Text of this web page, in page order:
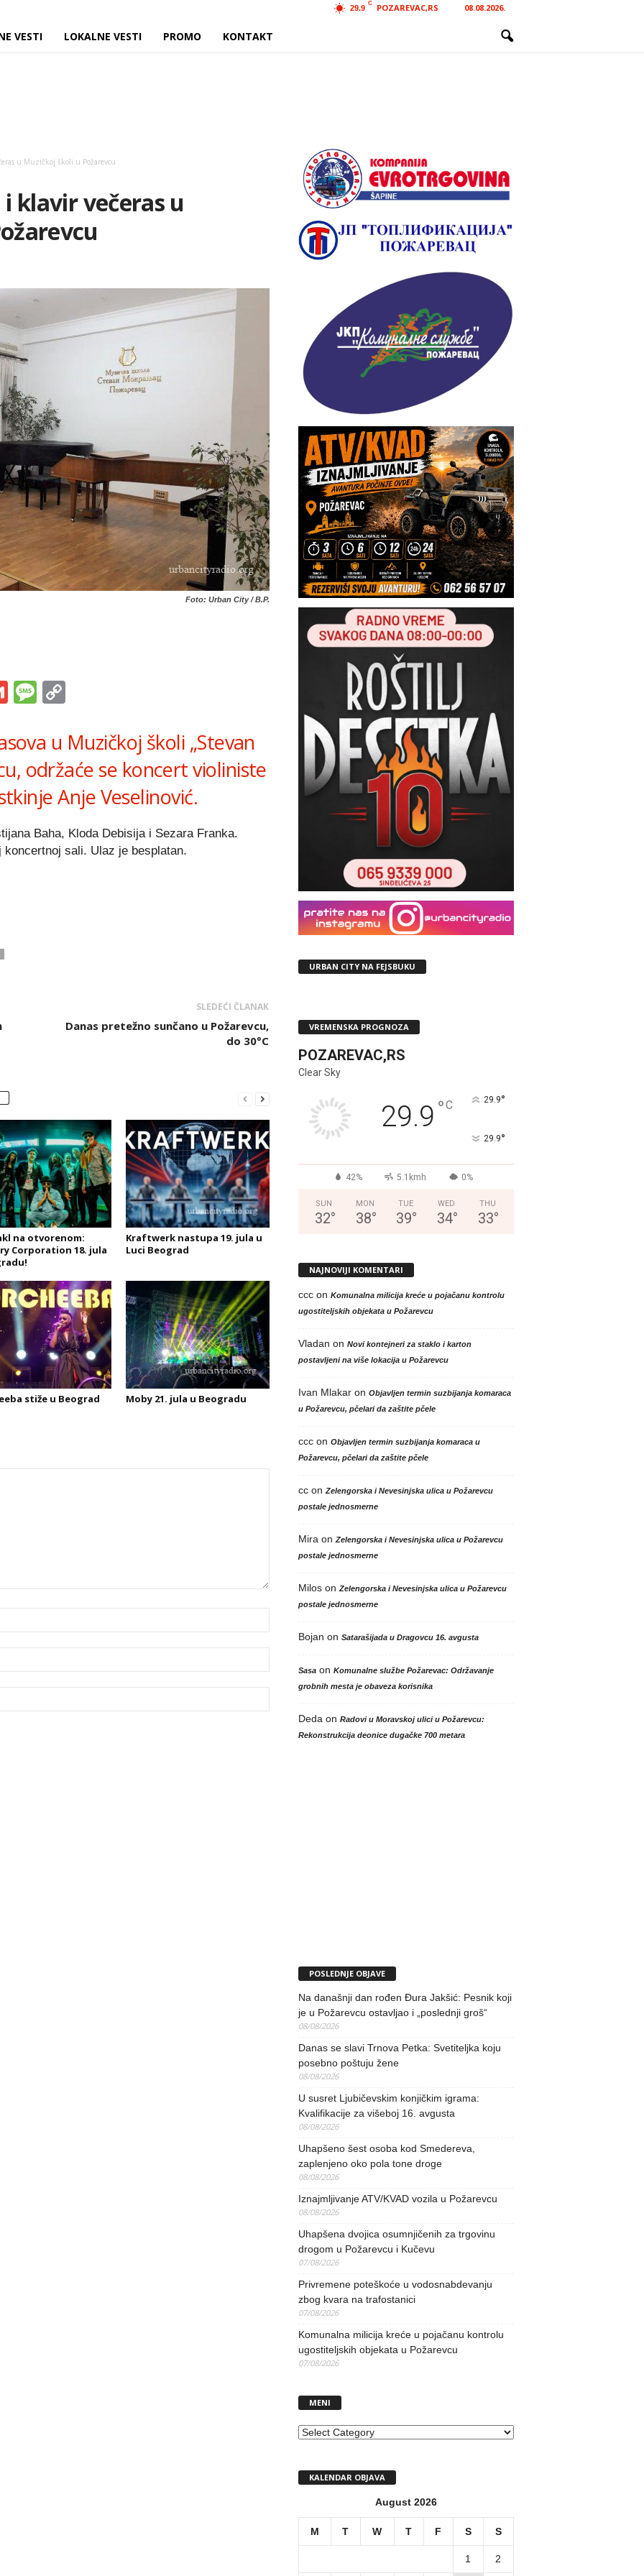
29.9
C POZAREVAC,RS 08.08.2026.
VESTI LOKALNE VESTI PROMO KONTAKT
u Muzičkoj školi u Požarevcu
klavir večeras u
Foto: Urban City / B.P.
GmailMessage
u Muzičkoj školi „Stevan
održaće se koncert violiniste
Anje Veselinović.
Baha, Kloda Debisija i Sezara Franka.
sali. Ulaz je besplatan.
SLEDEĆI ČLANAK
Danas pretežno sunčano u Požarevcu,
do 30°C
na otvorenom:
Corporation 18. jula
Kraftwerk nastupa 19. jula u
Luci Beograd
stiže u Beograd Moby 21. jula u Beogradu
URBAN CITY NA FEJSBUKU
VREMENSKA PROGNOZA
POZAREVAC,RS
Clear Sky
29.9 °C 29.9°
29.9°
42% 5.1kmh 0%
SUN
32°
MON
38°
TUE
39°
WED
34°
THU
33°
NAJNOVIJI KOMENTARI
cccon Komunalna milicija kreće u pojačanu kontrolu
ugostiteljskih objekata u Požarevcu
Vladan on Novi kontejneri za staklo i karton
postavljeni na više lokacija u Požarevcu
Ivan Mlakaron Objavljen termin suzbijanja komaraca
u Požarevcu, pčelari da zaštite pčele
cccon Objavljen termin suzbijanja komaraca u
Požarevcu, pčelari da zaštite pčele
ccon Zelengorska i Nevesinjska ulica u Požarevcu
postale jednosmerne
Mira on Zelengorska i Nevesinjska ulica u Požarevcu
postale jednosmerne
Miloson Zelengorska i Nevesinjska ulica u Požarevcu
postale jednosmerne
Bojan on Satarašijada u Dragovcu 16. avgusta
Sasaon Komunalne službe Požarevac: Održavanje
grobnih mesta je obaveza korisnika
Deda on Radovi u Moravskoj ulici u Požarevcu:
Rekonstrukcija deonice dugačke 700 metara
POSLEDNJE OBJAVE
Na današnji dan rođen Đura Jakšić: Pesnik koji
je u Požarevcu ostavljao i „poslednji groš“
08/08/2026
Danas se slavi Trnova Petka: Svetiteljka koju
posebno poštuju žene
08/08/2026
U susret Ljubičevskim konjičkim igrama:
Kvalifikacije za višeboj 16. avgusta
08/08/2026
Uhapšeno šest osoba kod Smedereva,
zaplenjeno oko pola tone droge
08/08/2026
Iznajmljivanje ATV/KVAD vozila u Požarevcu
08/08/2026
Uhapšena dvojica osumnjičenih za trgovinu
drogom u Požarevcu i Kučevu
07/08/2026
Privremene poteškoće u vodosnabdevanju
zbog kvara na trafostanici
07/08/2026
Komunalna milicija kreće u pojačanu kontrolu
ugostiteljskih objekata u Požarevcu
07/08/2026
MENI
MENI
KALENDAR OBJAVA
August 2026
M T W T F S S
1 2